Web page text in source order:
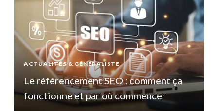
ACTUALITÉS & GÉNÉRALISTE
Le référencement SEO : comment ça
fonctionne et par où commencer